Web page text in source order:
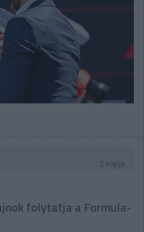
2 napja
folytatja a Formula-